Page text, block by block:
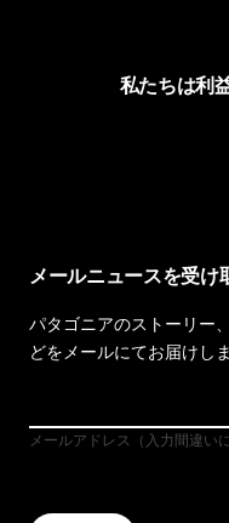
私たちは利
メールニュースを受け
パタゴニアのストーリー
どをメールにてお届けしま
メールアドレス（入力間違い